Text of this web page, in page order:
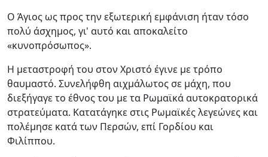
Ο Άγιος ως προς την εξωτερική εμφάνιση ήταν τόσο
πολύ άσχημος, γι' αυτό και αποκαλείτο
«κυνοπρόσωπος».
Η μεταστροφή του στον Χριστό έγινε με τρόπο
θαυμαστό. Συνελήφθη αιχμάλωτος σε μάχη, που
διεξήγαγε το έθνος του με τα Ρωμαϊκά αυτοκρατορικά
στρατεύματα. Κατατάγηκε στις Ρωμαϊκές λεγεώνες και
πολέμησε κατά των Περσών, επί Γορδίου και
Φιλίππου.